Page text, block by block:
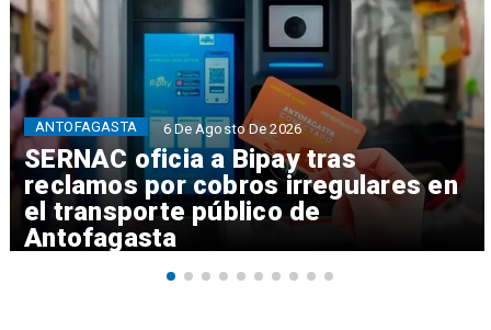
SERNAC oficia a Bipay tras
reclamos por cobros irregulares en
el transporte público de
Antofagasta
ANTOFAGASTA 6 De Agosto De 2026